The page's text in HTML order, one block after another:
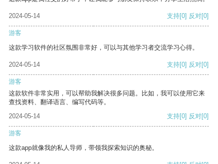
2024-05-14 支持[0] 反对[0]
游客
这款学习软件的社区氛围非常好，可以与其他学习者交流学习心得。
2024-05-14 支持[0] 反对[0]
游客
这款软件非常实用，可以帮助我解决很多问题。比如，我可以使用它来
查找资料、翻译语言、编写代码等。
2024-05-14
支持[0] 反对[0]
游客
这款app就像我的私人导师，带领我探索知识的奥秘。